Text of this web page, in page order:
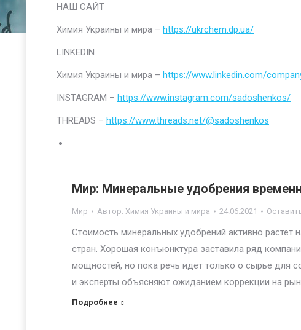
НАШ САЙТ
Химия Украины и мира – https://ukrchem.dp.ua/
LINKEDIN
Химия Украины и мира – https://www.linkedin.com/
INSTAGRAM – https://www.instagram.com/sadoshenkos/
THREADS – https://www.threads.net/@sadoshenkos
Мир: Минеральные удобрения
Мир Автор: Химия Украины и мира 24.06.2021
Стоимость минеральных удобрений активно
стран. Хорошая конъюнктура заставила ряд
мощностей, но пока речь идет только о сырье для
и эксперты объясняют ожиданием коррекции на
Подробнее